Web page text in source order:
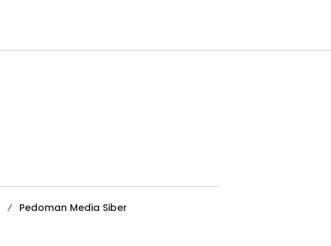
Pedoman Media Siber